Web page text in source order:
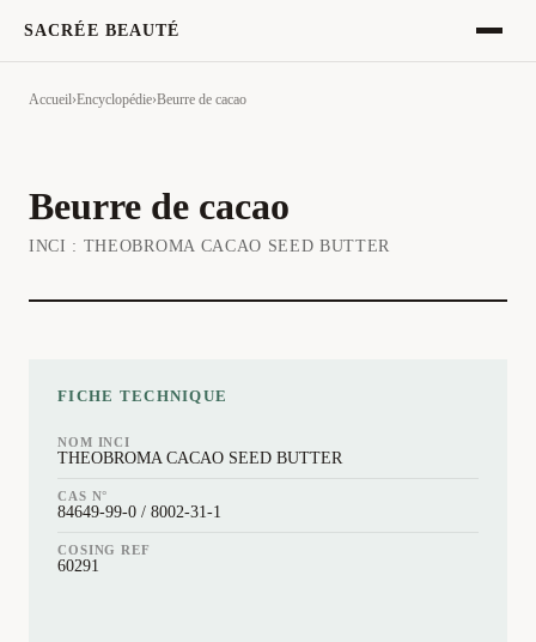
SACRÉE BEAUTÉ
Accueil›Encyclopédie›Beurre de cacao
Beurre de cacao
INCI : THEOBROMA CACAO SEED BUTTER
FICHE TECHNIQUE
NOM INCI
THEOBROMA CACAO SEED BUTTER
CAS N°
84649-99-0 / 8002-31-1
COSING REF
60291